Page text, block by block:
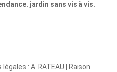
jardin sans vis à vis.
: A. RATEAU | Raison